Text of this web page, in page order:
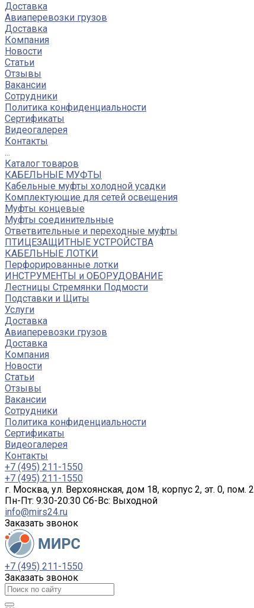
Доставка
Авиаперевозки грузов
Доставка
Компания
Новости
Статьи
Отзывы
Вакансии
Сотрудники
Политика конфиденциальности
Сертификаты
Видеогалерея
Контакты
...
Каталог товаров
КАБЕЛЬНЫЕ МУФТЫ
Кабельные муфты холодной усадки
Комплектующие для сетей освещения
Муфты концевые
Муфты соединительные
Ответвительные и переходные муфты
ПТИЦЕЗАЩИТНЫЕ УСТРОЙСТВА
КАБЕЛЬНЫЕ ЛОТКИ
Перфорированные лотки
ИНСТРУМЕНТЫ и ОБОРУДОВАНИЕ
Лестницы Стремянки Подмости
Подставки и Щиты
Услуги
Доставка
Авиаперевозки грузов
Доставка
Компания
Новости
Статьи
Отзывы
Вакансии
Сотрудники
Политика конфиденциальности
Сертификаты
Видеогалерея
Контакты
+7 (495) 211-1550
+7 (495) 211-1550
г. Москва, ул. Верхоянская, дом 18, корпус 2, эт. 0, пом. 2
Пн-Пт: 9:30-20:30 Cб-Вс: Выходной
info@mirs24.ru
Заказать звонок
+7 (495) 211-1550
Заказать звонок